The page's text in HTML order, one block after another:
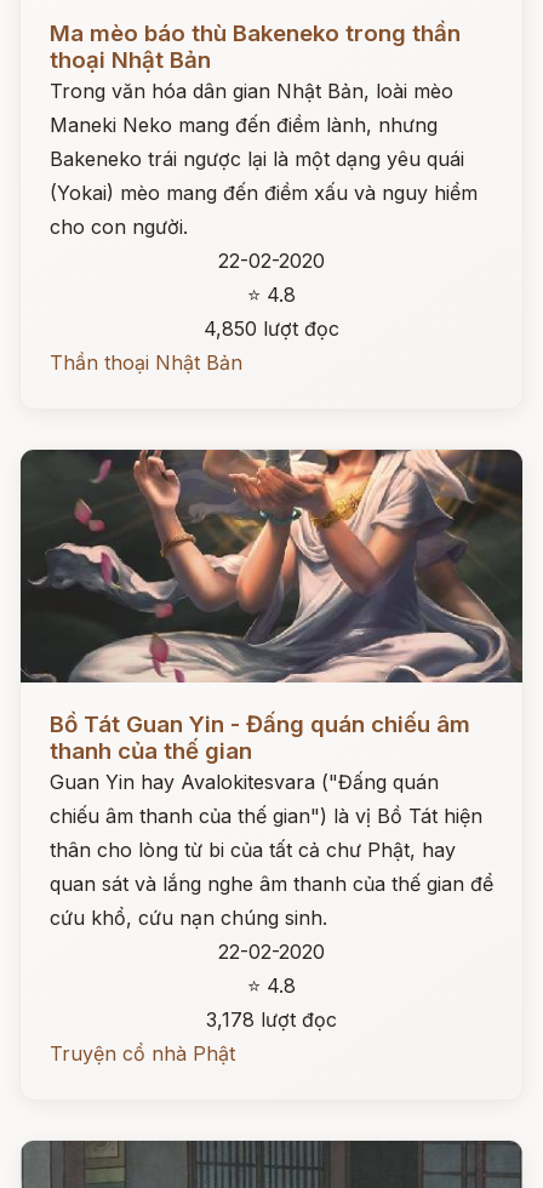
Ma mèo báo thù Bakeneko trong thần
thoại Nhật Bản
Trong văn hóa dân gian Nhật Bản, loài mèo
Maneki Neko mang đến điềm lành, nhưng
Bakeneko trái ngược lại là một dạng yêu quái
(Yokai) mèo mang đến điềm xấu và nguy hiểm
cho con người.
22-02-2020
⭐ 4.8
4,850 lượt đọc
Thần thoại Nhật Bản
Đọc ngay
Bồ Tát Guan Yin - Đấng quán chiếu âm
thanh của thế gian
Guan Yin hay Avalokitesvara ("Đấng quán
chiếu âm thanh của thế gian") là vị Bồ Tát hiện
thân cho lòng từ bi của tất cả chư Phật, hay
quan sát và lắng nghe âm thanh của thế gian để
cứu khổ, cứu nạn chúng sinh.
22-02-2020
⭐ 4.8
3,178 lượt đọc
Truyện cổ nhà Phật